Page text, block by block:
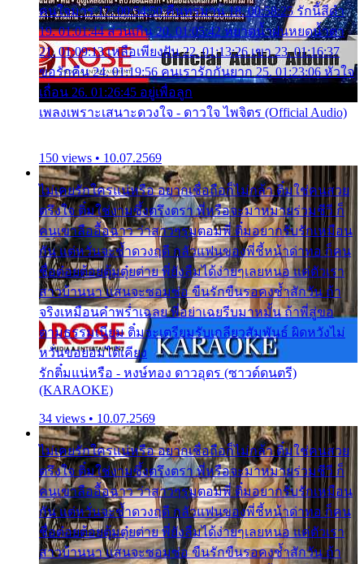
คนใจมาร 17. 00:54:50 คืนทรมาน 18. 00:58:25 รักนี้สีดำ
19. 01:01:44 ส่วนเกิน 20. 01:05:42 หยาดน้ำฝนหยดน้ำตา
21. 01:09:13 เหลือเพียงฝัน 22. 01:13:26 เขา 23. 01:16:37
ขอรักคืน 24. 01:19:56 คนเรารักกันยาก 25. 01:23:06 หัวใจ
เถื่อน 26. 01:26:45 อยู่เพื่อลูก
เพลงเพราะเสนาะดวงใจ - ดาวใจ ไพจิตร (Official Audio)
150 views • 10.07.2569
ไม่เคยรักใครแน่หรือ อยากเชื่อถือก็ไม่กล้า ติ๋มใช่คนสวย
ตรึงใจ ติ๋มใช่งามซึ้งตรึงตรา พี่หรือจะมาหมายร่วมชีวี ก็
คนเขาลืออื้อฉาว ว่าสาวๆรุมตอมพี่ ติ๋มอยากรับรักเหมือน
กัน แต่หวั่นจะช้ำดวงฤดี กลัวแฟนของพี่ชี้หน้าด่าทอ ก็คน
ชื่อต๋อยต้อยตุ้มตุ๋ยต่าย พี่ยังลืมได้ง่ายๆเลยหนอ แค่ตัวเรา
สาวบ้านนา แสนจะซอมซ่อ ขืนรักขืนรอคงช้ำสักวัน ถ้า
จริงเหมือนคำพร่ำเฉลย พี่อย่าเฉยรีบมาหมั้น ถ้าพี่สู่ขอ
ตามธรรมเนียม ติ๋มจะเตรียมรับเกลียวสัมพันธ์ ผิดหวังไม่
หวั่นขอยอมได้เคียง
รักติ๋มแน่หรือ - หงษ์ทอง ดาวอุดร (ซาวด์ดนตรี)
(KARAOKE)
34 views • 10.07.2569
ไม่เคยรักใครแน่หรือ อยากเชื่อถือก็ไม่กล้า ติ๋มใช่คนสวย
ตรึงใจ ติ๋มใช่งามซึ้งตรึงตรา พี่หรือจะมาหมายร่วมชีวี ก็
คนเขาลืออื้อฉาว ว่าสาวๆรุมตอมพี่ ติ๋มอยากรับรักเหมือน
กัน แต่หวั่นจะช้ำดวงฤดี กลัวแฟนของพี่ชี้หน้าด่าทอ ก็คน
ชื่อต๋อยต้อยตุ้มตุ๋ยต่าย พี่ยังลืมได้ง่ายๆเลยหนอ แค่ตัวเรา
สาวบ้านนา แสนจะซอมซ่อ ขืนรักขืนรอคงช้ำสักวัน ถ้า